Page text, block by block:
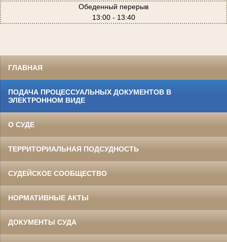
Обеденный перерыв
13:00 - 13:40
ГЛАВНАЯ
ПОДАЧА ПРОЦЕССУАЛЬНЫХ ДОКУМЕНТОВ В
ЭЛЕКТРОННОМ ВИДЕ
О СУДЕ
ТЕРРИТОРИАЛЬНАЯ ПОДСУДНОСТЬ
СУДЕЙСКОЕ СООБЩЕСТВО
НОРМАТИВНЫЕ АКТЫ
ДОКУМЕНТЫ СУДА